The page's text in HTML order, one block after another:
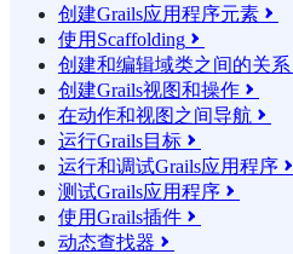
创建Grails应用程序元素 
使用Scaffolding 
创建和编辑域类之间的关系
创建Grails视图和操作 
在动作和视图之间导航 
运行Grails目标 
运行和调试Grails应用程序 
测试Grails应用程序 
使用Grails插件 
动态查找器 